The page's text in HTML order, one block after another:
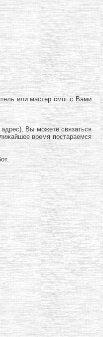
или мастер смог с Вами
Вы можете связаться
время постараемся